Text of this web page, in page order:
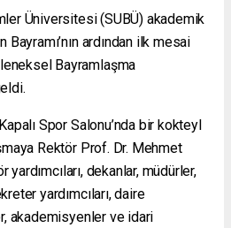
Üniversitesi (SUBÜ) akademik
ardından ilk mesai
Bayramlaşma
Spor Salonu’nda bir kokteyl
Rektör Prof. Dr. Mehmet
yardımcıları, dekanlar, müdürler,
yardımcıları, daire
akademisyenler ve idari